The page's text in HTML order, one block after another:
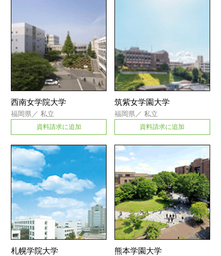
西南女学院大学
福岡県 ／私立
資料請求に追加
筑紫女学園大学
福岡県 ／私立
資料請求に追加
札幌学院大学 熊本学園大学